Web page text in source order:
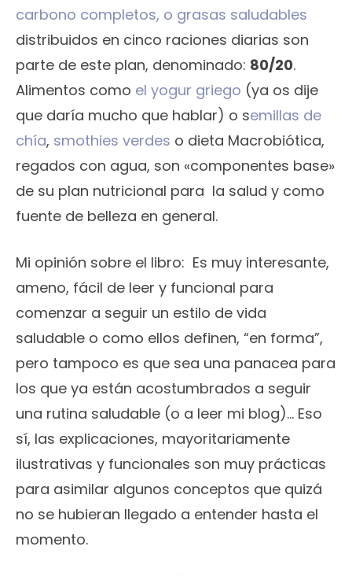
carbono completos, o grasas saludables
distribuidos en cinco raciones diarias son
parte de este plan, denominado: 80/20.
Alimentos como el yogur griego (ya os dije
que daría mucho que hablar) o semillas de
chía, smothies verdes o dieta Macrobiótica,
regados con agua, son «componentes base»
de su plan nutricional para la salud y como
fuente de belleza en general.
Mi opinión sobre el libro: Es muy interesante,
ameno, fácil de leer y funcional para
comenzar a seguir un estilo de vida
saludable o como ellos definen, “en forma”,
pero tampoco es que sea una panacea para
los que ya están acostumbrados a seguir
una rutina saludable (o a leer mi blog)… Eso
sí, las explicaciones, mayoritariamente
ilustrativas y funcionales son muy prácticas
para asimilar algunos conceptos que quizá
no se hubieran llegado a entender hasta el
momento.